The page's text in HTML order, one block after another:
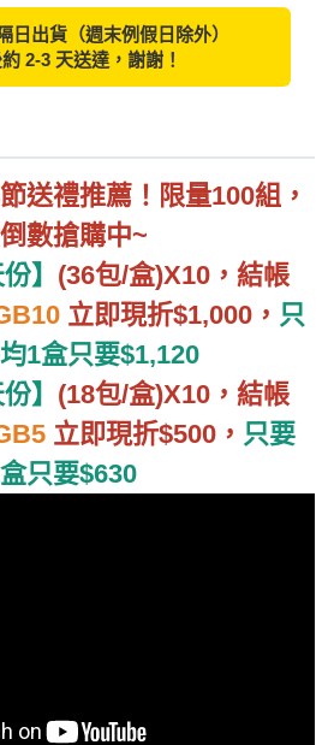
日出貨（週末例假日除外）
2-3 天送達，謝謝！
數搶購中~
】(36包/盒)X10，結帳
立即現折$1,000，只
1盒只要$1,120
】(18包/盒)X10，結帳
立即現折$500，只要
只要$630